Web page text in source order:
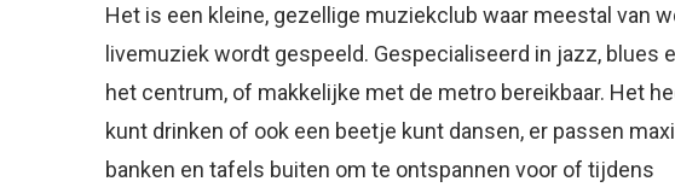
Het is een kleine, gezellige muziekclub waar meestal van
livemuziek wordt gespeeld. Gespecialiseerd in jazz, blues
het centrum, of makkelijke met de metro bereikbaar. Het
kunt drinken of ook een beetje kunt dansen, er passen
banken en tafels buiten om te ontspannen voor of tijdens